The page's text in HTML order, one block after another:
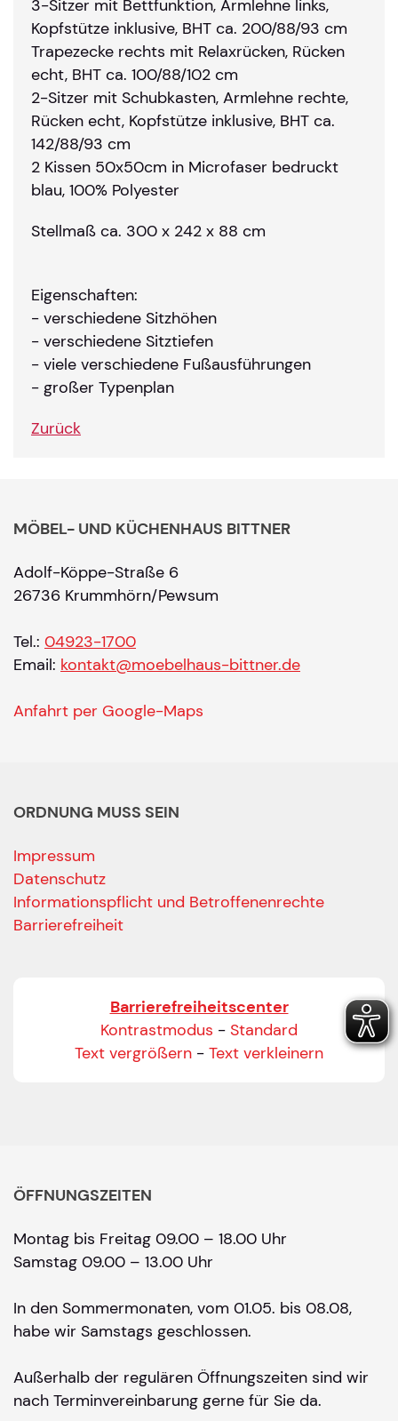
3-Sitzer mit Bettfunktion, Armlehne links,
Kopfstütze inklusive, BHT ca. 200/88/93 cm
Trapezecke rechts mit Relaxrücken, Rücken
echt, BHT ca. 100/88/102 cm
2-Sitzer mit Schubkasten, Armlehne rechte,
Rücken echt, Kopfstütze inklusive, BHT ca.
142/88/93 cm
2 Kissen 50x50cm in Microfaser bedruckt
blau, 100% Polyester
Stellmaß ca. 300 x 242 x 88 cm
Eigenschaften:
- verschiedene Sitzhöhen
- verschiedene Sitztiefen
- viele verschiedene Fußausführungen
- großer Typenplan
Zurück
MÖBEL- UND KÜCHENHAUS BITTNER
Adolf-Köppe-Straße 6
26736 Krummhörn/Pewsum
Tel.: 04923-1700
Email: kontakt@moebelhaus-bittner.de
Anfahrt per Google-Maps
ORDNUNG MUSS SEIN
Impressum
Datenschutz
Informationspflicht und Betroffenenrechte
Barrierefreiheit
Barrierefreiheitscenter
Kontrastmodus - Standard
Text vergrößern - Text verkleinern
ÖFFNUNGSZEITEN
Montag bis Freitag 09.00 – 18.00 Uhr
Samstag 09.00 – 13.00 Uhr
In den Sommermonaten, vom 01.05. bis 08.08,
habe wir Samstags geschlossen.
Außerhalb der regulären Öffnungszeiten sind wir
nach Terminvereinbarung gerne für Sie da.